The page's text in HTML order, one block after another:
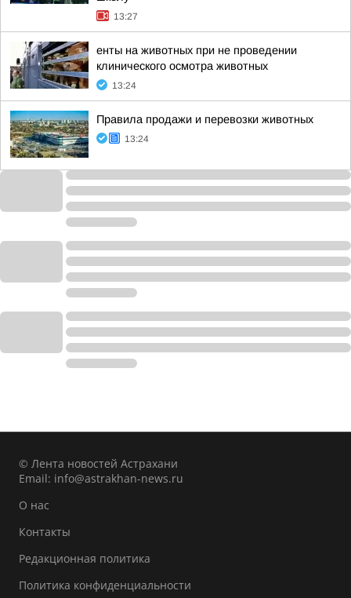
13:27
енты на животных при не проведении
клинического осмотра животных
13:24
Правила продажи и перевозки животных
13:24
© Лента новостей Астрахани
Email: info@astrakhan-news.ru
О нас
Контакты
Редакционная политика
Политика конфиденциальности